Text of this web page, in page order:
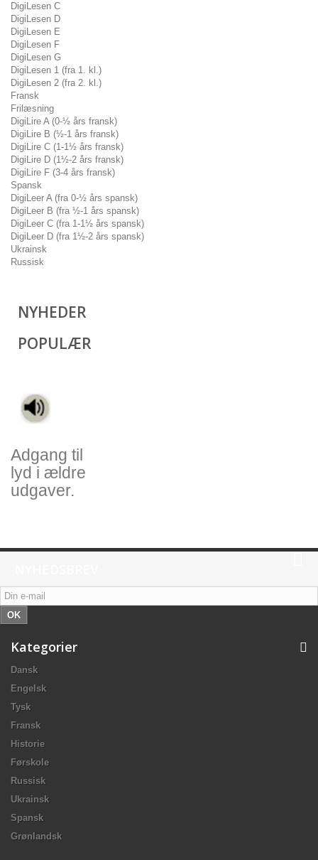
DigiLesen C
DigiLesen D
DigiLesen E
DigiLesen F
DigiLesen G
DigiLesen 1 (fra 1. kl.)
DigiLesen 2 (fra 2. kl.)
Fransk
Frilæsning
DigiLire A (0-½ års fransk)
DigiLire B (½-1 års fransk)
DigiLire C (1-1½ års fransk)
DigiLire D (1½-2 års fransk)
DigiLire F (3-4 års fransk)
Spansk
DigiLeer A (fra 0-½ års spansk)
DigiLeer B (fra ½-1 års spansk)
DigiLeer C (fra 1-1½ års spansk)
DigiLeer D (fra 1½-2 års spansk)
Ukrainsk
Russisk
NYHEDER
POPULÆR
Adgang til
lyd i ældre
udgaver.
OK
Kategorier
Dansk
Engelsk
Tysk
Fransk
Historie
Førskole
Russisk
Ukrainsk
Spansk
Grønlandsk